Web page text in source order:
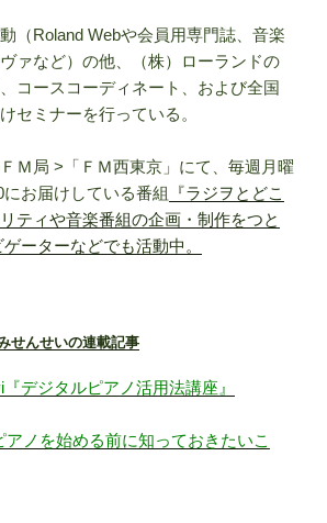
（Roland Webや会員用専門誌、音楽
ァなど）の他、（株）ローランドの
コースコーディネート、および全国
セミナーを行っている。
Ｍ局 >「ＦＭ西東京」にて、毎週月曜
にお届けしている番組
『ラジヲとどこ
ティや音楽番組の企画・制作をつと
ーターなどでも活動中。
せんせいの連載記事
デジタルピアノ活用法講座』
アノを始める前に知っておきたいこ